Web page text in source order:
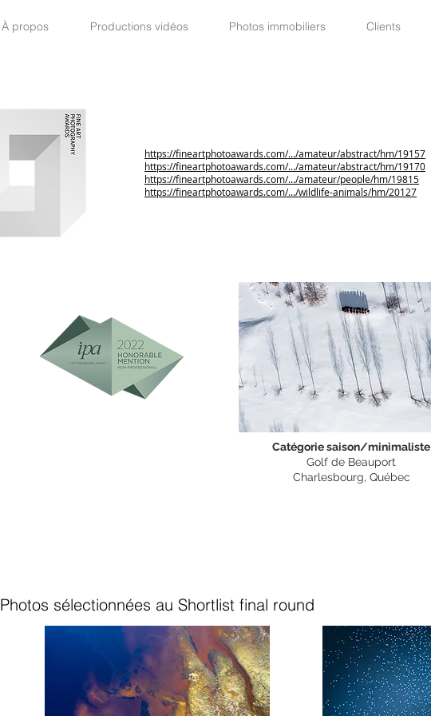
À propos Productions vidéos Photos immobiliers Clients
https://fineartphotoawards.com/.../amateur/abstract/hm/19157
https://fineartphotoawards.com/.../amateur/abstract/hm/19170
https://fineartphotoawards.com/.../amateur/people/hm/19815
https://fineartphotoawards.com/.../wildlife-animals/hm/20127
Catégorie saison/minimaliste
Golf de Beauport
Charlesbourg, Québec
Photos sélectionnées au Shortlist final round